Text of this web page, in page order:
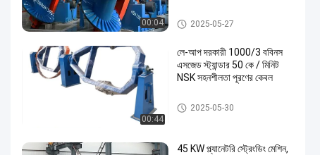
00:04 ড্রাম টুইস্টার মেশিন
2025-05-27
00:44
লে-আপ দরকারী 1000/3 ববিনস
এসজেড স্ট্যান্ডার 50 কে / মিনিট
NSK সহনশীলতা পূরণের কেবল
মেশিন স্থাপন করা
2025-05-30
45 KW প্ল্যানেটরি স্ট্রেংডিং মেশিন,